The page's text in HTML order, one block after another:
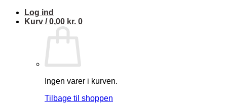
FortsætLog ind
Kurv /0,00 kr. 0
Ingen varer i kurven.
Tilbage til shoppen